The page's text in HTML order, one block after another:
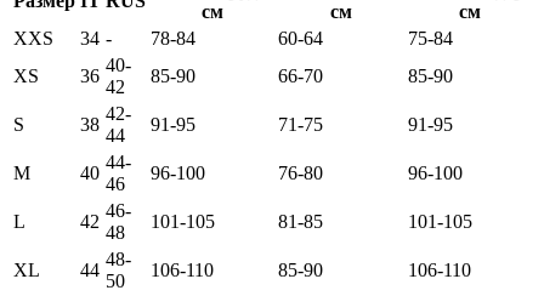
см
см
см
XXS
34 - 78-84 60-64
75-84
XS
36
40-
42
85-90 66-70 85-90
S 38
42-
44
91-95 71-75 91-95
M 40
44-
46
96-100 76-80 96-100
L 42
46-
48
101-105 81-85 101-105
XL 44
48-
50
106-110 85-90 106-110